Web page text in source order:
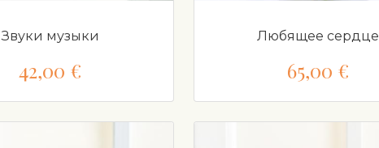
Звуки музыки
42,00 €
Любящее сердце
65,00 €